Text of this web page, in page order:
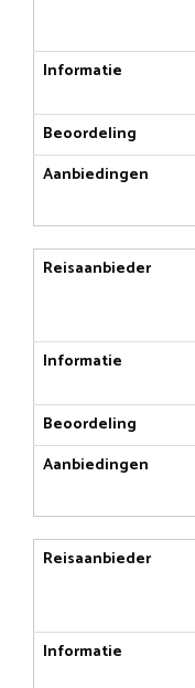
Informatie
Beoordeling
Aanbiedingen
Reisaanbieder
Informatie
Beoordeling
Aanbiedingen
Reisaanbieder
Informatie